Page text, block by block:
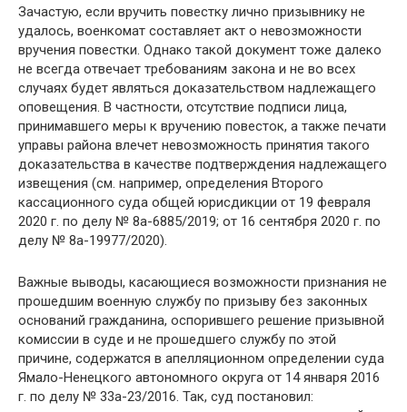
Зачастую, если вручить повестку лично призывнику не
удалось, военкомат составляет акт о невозможности
вручения повестки. Однако такой документ тоже далеко
не всегда отвечает требованиям закона и не во всех
случаях будет являться доказательством надлежащего
оповещения. В частности, отсутствие подписи лица,
принимавшего меры к вручению повесток, а также печати
управы района влечет невозможность принятия такого
доказательства в качестве подтверждения надлежащего
извещения (см. например, определения Второго
кассационного суда общей юрисдикции от 19 февраля
2020 г. по делу № 8а-6885/2019; от 16 сентября 2020 г. по
делу № 8а-19977/2020).
Важные выводы, касающиеся возможности признания не
прошедшим военную службу по призыву без законных
оснований гражданина, оспорившего решение призывной
комиссии в суде и не прошедшего службу по этой
причине, содержатся в апелляционном определении суда
Ямало-Ненецкого автономного округа от 14 января 2016
г. по делу № 33а-23/2016. Так, суд постановил: